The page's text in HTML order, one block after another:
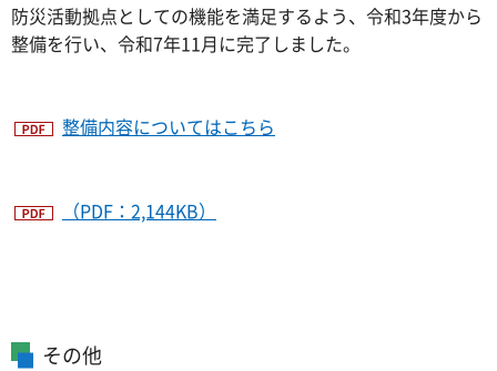
防災活動拠点としての機能を満足するよう、令和3年度から
整備を行い、令和7年11月に完了しました。
整備内容についてはこちら
（PDF：2,144KB）
その他